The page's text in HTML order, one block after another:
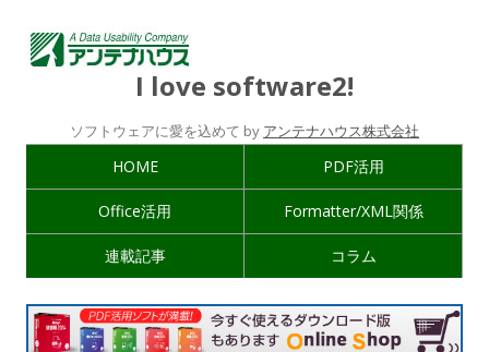
I love software2!
ソフトウェアに愛を込めて by アンテナハウス株式会社
HOME PDF活用
Office活用 Formatter/XML関係
連載記事 コラム